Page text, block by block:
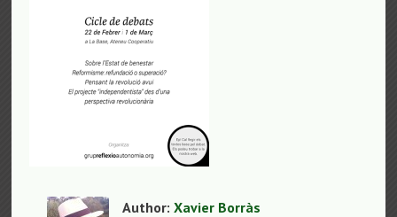
Author:Xavier Borràs